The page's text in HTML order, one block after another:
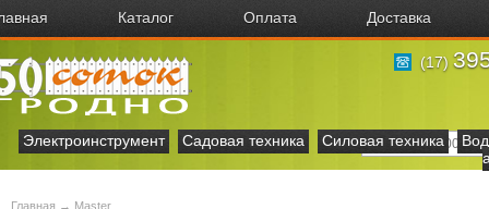
Каталог Оплата Доставка
(17)
Электроинструмент Садовая техника Силовая техника
Главная → Master